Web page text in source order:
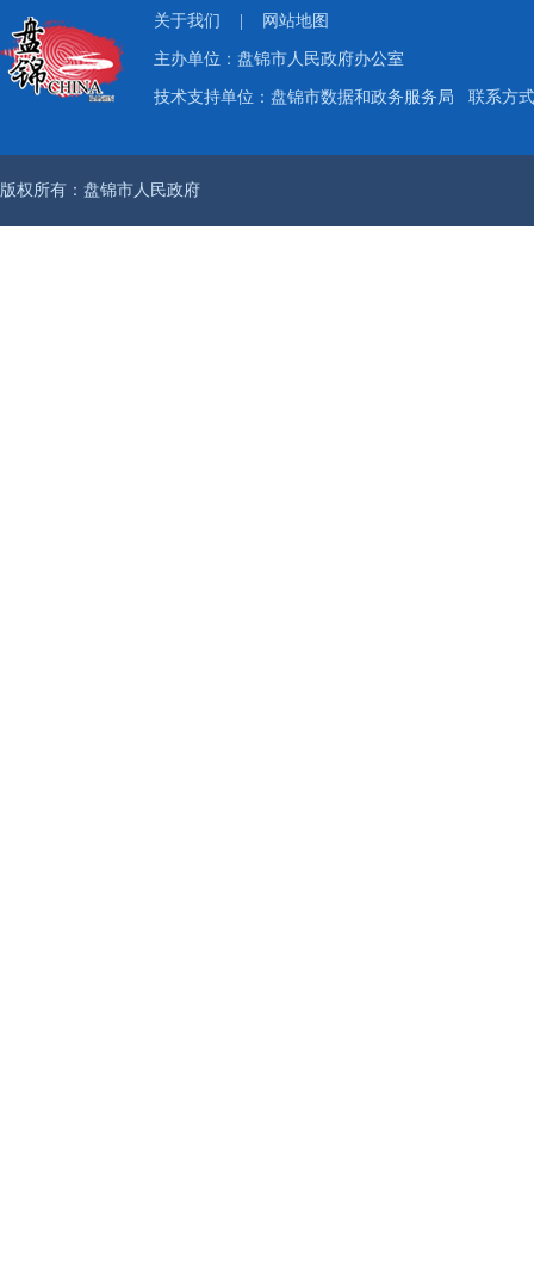
关于我们 网站地图
主办单位：盘锦市人民政府办公室
技术支持单位：盘锦市数据和政务服务局 联系方
版权所有：盘锦市人民政府